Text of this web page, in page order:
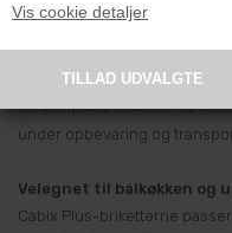
Vis cookie detaljer
Briketterne er fremstillet af
kokosmælk og kan
De kompakte briketter kan
under opbevaring og
Velegnet til bålkøkken og
Cabix Plus-briketterne